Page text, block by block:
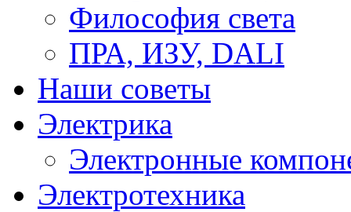
Философия света
ПРА, ИЗУ, DALI
Наши советы
Электрика
Электронные
Электротехника